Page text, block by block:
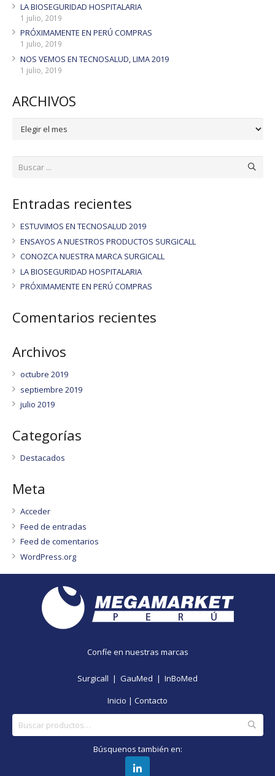
LA BIOSEGURIDAD HOSPITALARIA
1 julio, 2019
PRÓXIMAMENTE EN PERÚ COMPRAS
1 julio, 2019
NOS VEMOS EN TECNOSALUD, LIMA 2019
1 julio, 2019
ARCHIVOS
ARCHIVOS
Entradas recientes
ESTUVIMOS EN TECNOSALUD 2019
ENSAYOS A NUESTROS PRODUCTOS SURGICALL
CONOZCA NUESTRA MARCA SURGICALL
LA BIOSEGURIDAD HOSPITALARIA
PRÓXIMAMENTE EN PERÚ COMPRAS
Comentarios recientes
Archivos
octubre 2019
septiembre 2019
julio 2019
Categorías
Destacados
Meta
Acceder
Feed de entradas
Feed de comentarios
WordPress.org
Confíe en nuestras marcas
Surgicall | GauMed | InBoMed
Inicio | Contacto
por:
Búsquenos también en: